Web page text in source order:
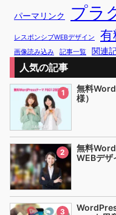
パーマリンク プラ
レスポンシブWEBデザイン 有
画像読み込み 記事一覧 関連
人気の記事
1
無料
様）
2
無料
WEBデザ
3